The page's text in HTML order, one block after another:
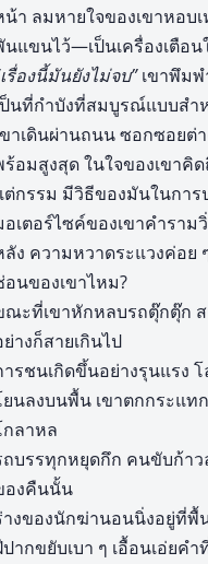
น้า ลมหายใจของเขาหอบ
แขนไว้—เป็นเครื่องเตือน
เรื่องนี้มันยังไม่จบ”เขาพึมพ
ป็นที่กำบังที่สมบูรณ์แบบสำ
ขาเดินผ่านถนน ซอกซอยต่
อมสูงสุด ในใจของเขาคิ
ต่กรรม มีวิธีของมันในการ
อเตอร์ไซค์ของเขาคำราม
ง ความหวาดระแวงค่อย
นของเขาไหม?
ณะที่เขาหักหลบรถตุ๊กตุ๊ก ส
ย่างก็สายเกินไป
ารชนเกิดขึ้นอย่างรุนแรง
ยนลงบนพื้น เขาตกกระแ
กลาหล
ถบรรทุกหยุดกึก คนขับก้าว
องคืนนั้น
างของนักฆ่านอนนิ่งอยู่ที่พื้
ากขยับเบา ๆ เอื้อนเอ่ยคำ